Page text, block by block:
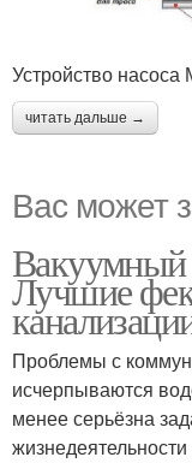
Устройство
читать дальше →
Вас может
Вакуумный
Лучшие
Проблемы с
исчерпываются
менее серьёзна
жизнедеятельности